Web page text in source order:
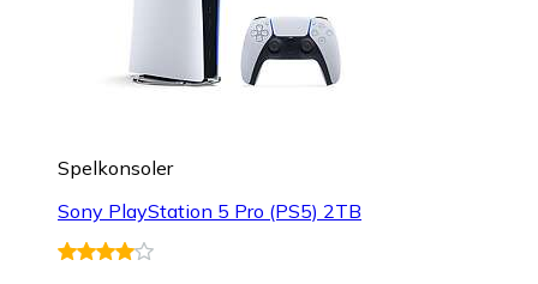
Spelkonsoler
Sony PlayStation 5 Pro (PS5) 2TB